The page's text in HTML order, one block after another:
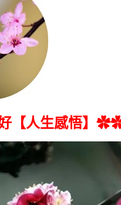
好【人生感悟】